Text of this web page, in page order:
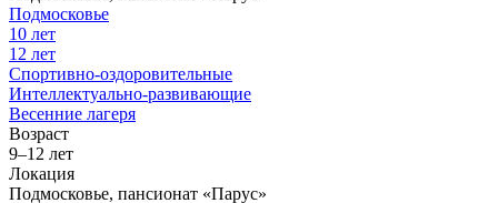
Подмосковье
10 лет
12 лет
Спортивно-оздоровительные
Интеллектуально-развивающие
Весенние лагеря
Возраст
9–12 лет
Локация
Подмосковье, пансионат «Парус»